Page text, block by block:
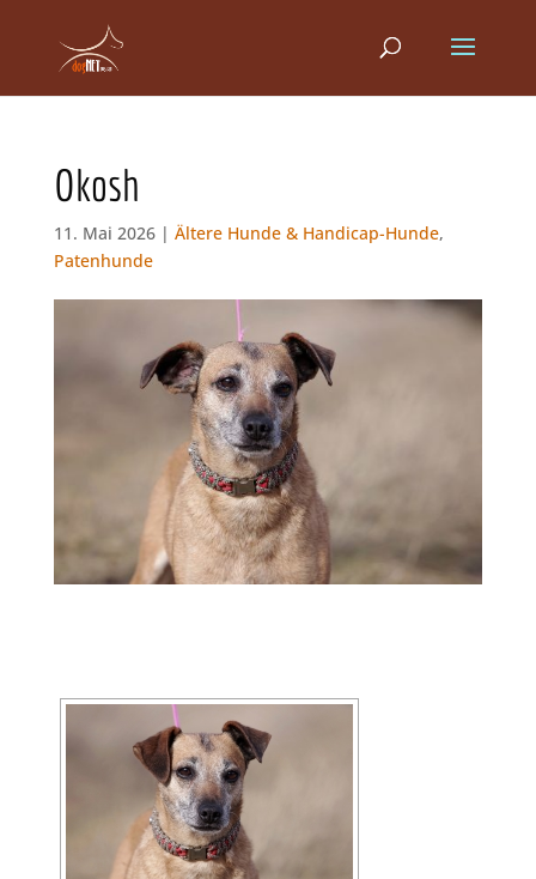
Okosh
11. Mai 2026 | Ältere Hunde & Handicap-Hunde,
Patenhunde